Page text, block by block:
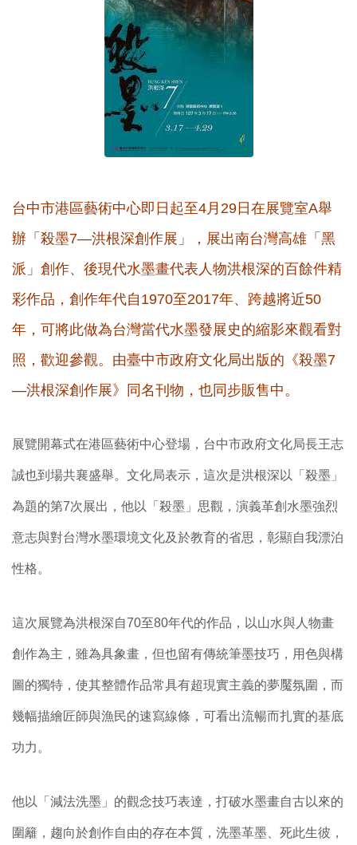
台中市港區藝術中心即日起至4月29日在展覽室A舉
辦「殺墨7—洪根深創作展」，展出南台灣高雄「黑
派」創作、後現代水墨畫代表人物洪根深的百餘件精
彩作品，創作年代自1970至2017年、跨越將近50
年，可將此做為台灣當代水墨發展史的縮影來觀看對
照，歡迎參觀。由臺中市政府文化局出版的《殺墨7
—洪根深創作展》同名刊物，也同步販售中。
展覽開幕式在港區藝術中心登場，台中市政府文化局長王志
誠也到場共襄盛舉。文化局表示，這次是洪根深以「殺墨」
為題的第7次展出，他以「殺墨」思觀，演義革創水墨強烈
意志與對台灣水墨環境文化及於教育的省思，彰顯自我漂泊
性格。
這次展覽為洪根深自70至80年代的作品，以山水與人物畫
創作為主，雖為具象畫，但也留有傳統筆墨技巧，用色與構
圖的獨特，使其整體作品常具有超現實主義的夢魘氛圍，而
幾幅描繪匠師與漁民的速寫線條，可看出流暢而扎實的基底
功力。
他以「減法洗墨」的觀念技巧表達，打破水墨畫自古以來的
圍籬，趨向於創作自由的存在本質，洗墨革墨、死此生彼，